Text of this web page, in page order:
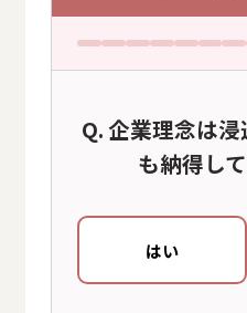
企業理念は浸
も納得し
はい